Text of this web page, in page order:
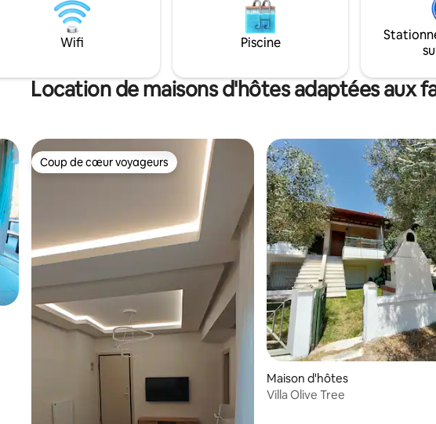
Wifi Piscine
Location de maisons d'hôtes adaptées aux
Coup de cœur voyageurs
Coup de cœur voyageurs
Maison d'hôtes
Villa Olive Tree